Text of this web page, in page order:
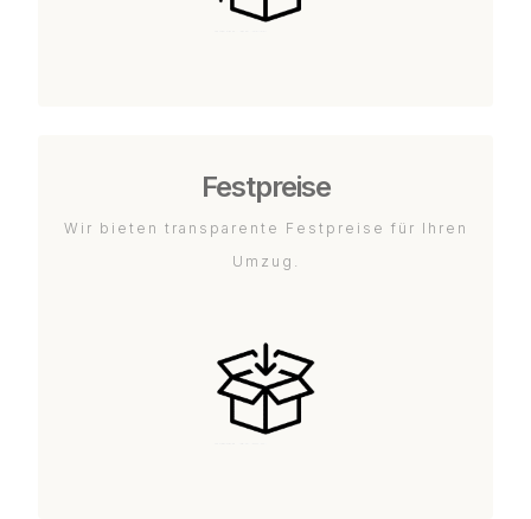
Festpreise
Wir bieten transparente Festpreise für Ihren
Umzug.